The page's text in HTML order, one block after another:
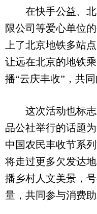
在快手公益、北
限公司等爱心单位
上了北京地铁多站
让远在北京的地铁
播“云庆丰收”，共
这次活动也标志
品公社举行的话题
中国农民丰收节系
将走过更多欠发达
播乡村人文美景，
量，共同参与消费